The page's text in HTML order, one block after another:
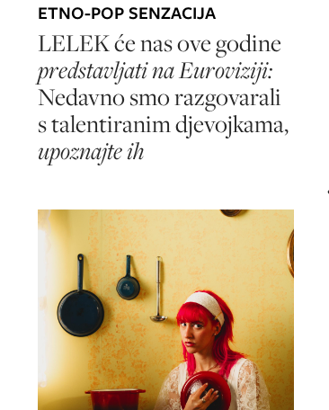
ETNO-POP SENZACIJA
LELEK će nas ove godine
predstavljati na Euroviziji:
Nedavno smo razgovarali
s talentiranim djevojkama,
upoznajte ih